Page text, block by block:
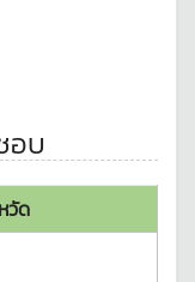
อบ
วัด